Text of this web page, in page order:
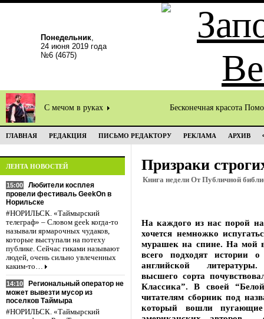
Понедельник,
24 июня 2019 года
№6 (4675)
С мечом в руках Бесконечная красота
ГЛАВНАЯ РЕДАКЦИЯ ПИСЬМО РЕДАКТОРУ РЕКЛАМА АРХИВ
ЛЕНТА НОВОСТЕЙ
15:00
Любители косплея
провели фестиваль GeekOn в
Норильске
#НОРИЛЬСК. «Таймырский
телеграф» – Словом geek когда-то
называли ярмарочных чудаков,
которые выступали на потеху
публике. Сейчас гиками называют
людей, очень сильно увлеченных
каким-то…
14:10
Региональный оператор не
может вывезти мусор из
поселков Таймыра
#НОРИЛЬСК. «Таймырский
Призраки
Книга недели От Публичной
На каждого из нас порой
хочется немножко
мурашек на спине. На мой
всего подходят истории
английской литературы.
высшего сорта
Классика”. В своей
читателям сборник под
который вошли